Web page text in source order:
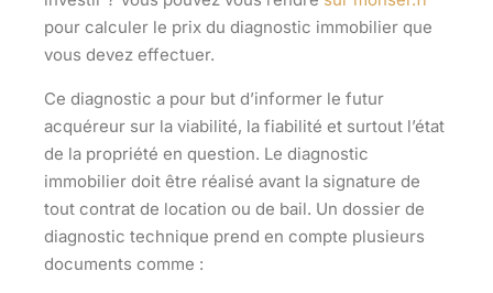
pour calculer le prix du diagnostic immobilier que
vous devez effectuer.
Ce diagnostic a pour but d’informer le futur
acquéreur sur la viabilité, la fiabilité et surtout l’état
de la propriété en question. Le diagnostic
immobilier doit être réalisé avant la signature de
tout contrat de location ou de bail. Un dossier de
diagnostic technique prend en compte plusieurs
documents comme :